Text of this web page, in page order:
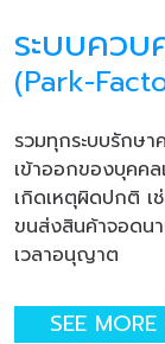
ระบบควบ
(Park-
รวมทุกระบบรักษ
เข้าออกของบุคค
เกิดเหตุผิดปกติ เ
ขนส่งสินค้าจอดน
เวลาอนุญาต
SEE MORE